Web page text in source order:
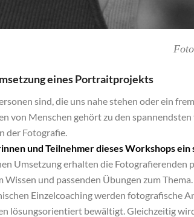
eines Portraitprojekts
sind, die uns nahe stehen oder ein
von Menschen gehört zu den
der Fotografie.
und Teilnehmer dieses Workshops ein
Umsetzung erhalten die Fotografierenden
und passenden Übungen zum Thema.
Einzelcoaching werden fotografische
lösungsorientiert bewältigt. Gleichzeitig